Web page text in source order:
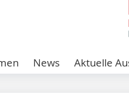
News Aktuelle